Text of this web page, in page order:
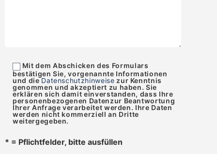
Mit dem Abschicken des Formulars
bestätigen Sie, vorgenannte Informationen
und dieDatenschutzhinweise zur Kenntnis
genommen und akzeptiert zu haben. Sie
erklären sich damit einverstanden, dass Ihre
personenbezogenen Datenzur Beantwortung
Ihrer Anfrage verarbeitet werden. Ihre Daten
werden nicht kommerziell an Dritte
weitergegeben.
* = Pflichtfelder, bitte ausfüllen